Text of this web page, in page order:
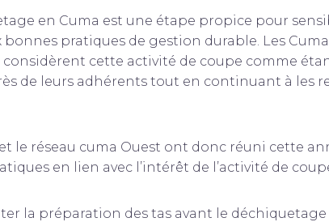
en Cuma est une étape propice pour
bonnes pratiques de gestion durable. Les
considèrent cette activité de coupe comme
de leurs adhérents tout en continuant à les
le réseau cuma Ouest ont donc réuni cette
en lien avec l’intérêt de l’activité de
la préparation des tas avant le